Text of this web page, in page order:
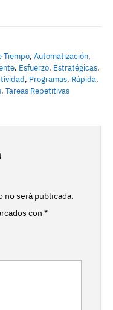
Tiempo, Automatización,
, Esfuerzo, Estratégicas,
, Programas, Rápida,
, Tareas Repetitivas
no será publicada.
con *